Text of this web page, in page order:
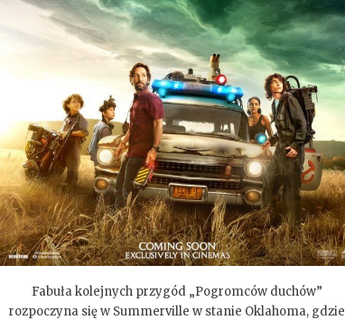
Fabuła kolejnych przygód „Pogromców duchów”
rozpoczyna się w Summerville w stanie Oklahoma, gdzie